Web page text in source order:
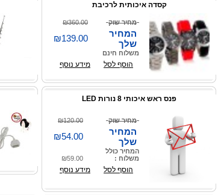
קסדה איכותית לרכיבת
₪360.00 מחיר שוק
₪139.00
המחיר
שלך
משלוח חינם
מידע נוסף הוסף לסל
פנס ראש איכותי 8 נורות LED
₪120.00 מחיר שוק
₪54.00
המחיר
שלך
₪59.00
המחיר כולל
משלוח :
מידע נוסף הוסף לסל